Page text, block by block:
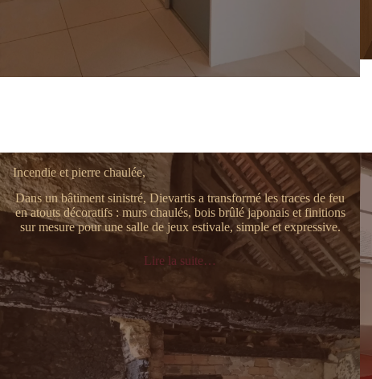
Incendie et pierre chaulée,
Dans un bâtiment sinistré, Dievartis a transformé les traces de feu
en atouts décoratifs : murs chaulés, bois brûlé japonais et finitions
sur mesure pour une salle de jeux estivale, simple et expressive.
Lire la suite…